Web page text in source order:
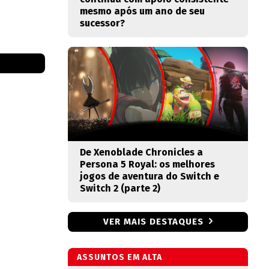
mesmo após um ano de seu
sucessor?
De Xenoblade Chronicles a
Persona 5 Royal: os melhores
jogos de aventura do Switch e
Switch 2 (parte 2)
VER MAIS DESTAQUES
ASSUNTOS EM ALTA